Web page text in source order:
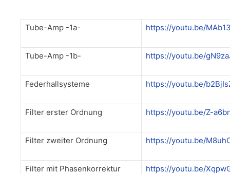
Tube-Amp -1a- https://youtu.be/
Tube-Amp -1b- https://youtu.be/
Federhallsysteme https://youtu.be/
Filter erster Ordnung https://youtu.be/Z-
Filter zweiter Ordnung https://youtu.be/
Filter mit Phasenkorrektur https://youtu.be/